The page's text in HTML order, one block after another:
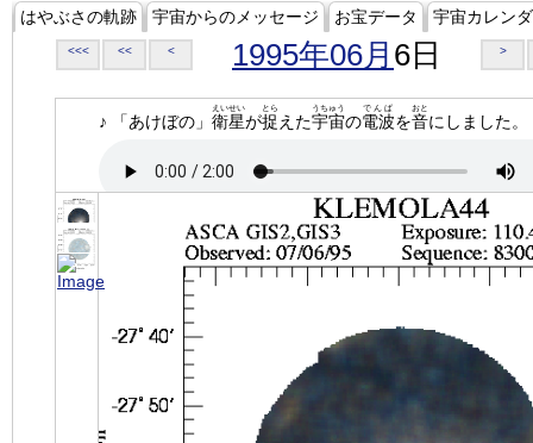
はやぶさの軌跡 宇宙からのメッセージ お宝データ 宇宙カレン
<<< << < 1995年06月 6日 >
♪ 「あけぼの」 衛星
えいせい
が捉
とら
えた宇宙
うちゅう
の電波
でんぱ
を音
おと
にしました。